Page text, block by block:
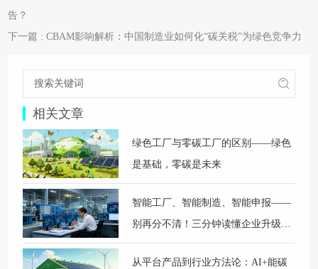
告？
下一篇 : CBAM影响解析：中国制造业如何化“碳关税”为绿色竞争力
相关文章
绿色工厂与零碳工厂的区别——绿色
是基础，零碳是未来
智能工厂、智能制造、智能申报——
别再分不清！三分钟读懂企业升级核
心
从平台产品到行业方法论：AI+能碳